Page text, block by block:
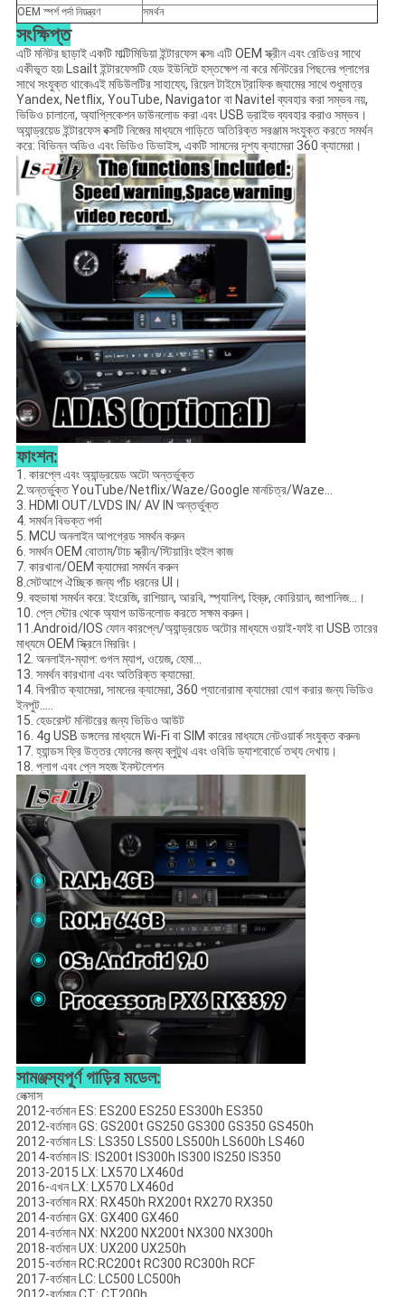
OEM স্পর্শ পর্দা নিয়ন্ত্রণ
সমর্থন
সংক্ষিপ্ত
এটি মনিটর ছাড়াই একটি মাল্টিমিডিয়া ইন্টারফেস বক্স৷ এটি OEM স্ক্রীন এবং রেডিওর সাথে
একীভূত হয়৷ Lsailt ইন্টারফেসটি হেড ইউনিটে হস্তক্ষেপ না করে মনিটরের পিছনের প্লাগের
সাথে সংযুক্ত থাকে৷এই মডিউলটির সাহায্যে, রিয়েল টাইমে ট্রাফিক জ্যামের সাথে শুধুমাত্র
Yandex, Netflix, YouTube, Navigator বা Navitel ব্যবহার করা সম্ভব নয়,
ভিডিও চালানো, অ্যাপ্লিকেশন ডাউনলোড করা এবং USB ড্রাইভ ব্যবহার করাও সম্ভব।
অ্যান্ড্রয়েড ইন্টারফেস বক্সটি নিজের মাধ্যমে গাড়িতে অতিরিক্ত সরঞ্জাম সংযুক্ত করতে সমর্থন
করে: বিভিন্ন অডিও এবং ভিডিও ডিভাইস, একটি সামনের দৃশ্য ক্যামেরা 360 ক্যামেরা।
ফাংশন:
1. কারপ্লে এবং অ্যান্ড্রয়েড অটো অন্তর্ভুক্ত
2.অন্তর্ভুক্ত YouTube/Netflix/Waze/Google মানচিত্র/Waze...
3. HDMI OUT/LVDS IN/ AV IN অন্তর্ভুক্ত
4. সমর্থন বিভক্ত পর্দা
5. MCU অনলাইন আপগ্রেড সমর্থন করুন
6. সমর্থন OEM বোতাম/টাচ স্ক্রীন/স্টিয়ারিং হুইল কাজ
7. কারখানা/OEM ক্যামেরা সমর্থন করুন
8.সেটআপে ঐচ্ছিক জন্য পাঁচ ধরনের UI।
9. বহুভাষা সমর্থন করে: ইংরেজি, রাশিয়ান, আরবি, স্প্যানিশ, হিব্রু, কোরিয়ান, জাপানিজ...।
10. প্লে স্টোর থেকে অ্যাপ ডাউনলোড করতে সক্ষম করুন।
11.Android/IOS ফোন কারপ্লে/অ্যান্ড্রয়েড অটোর মাধ্যমে ওয়াই-ফাই বা USB তারের
মাধ্যমে OEM স্ক্রিনে মিররিং।
12. অনলাইন-ম্যাপ: গুগল ম্যাপ, ওয়েজ, হেমা...
13. সমর্থন কারখানা এবং অতিরিক্ত ক্যামেরা.
14. বিপরীত ক্যামেরা, সামনের ক্যামেরা, 360 প্যানোরামা ক্যামেরা যোগ করার জন্য ভিডিও
ইনপুট.....
15. হেডরেস্ট মনিটরের জন্য ভিডিও আউট
16. 4g USB ডঙ্গলের মাধ্যমে Wi-Fi বা SIM কারের মাধ্যমে নেটওয়ার্ক সংযুক্ত করুন৷
17. হ্যান্ডস ফ্রি উত্তর ফোনের জন্য ব্লুটুথ এবং ওবিডি ড্যাশবোর্ডে তথ্য দেখায়।
18. প্লাগ এবং প্লে সহজ ইনস্টলেশন
সামঞ্জস্যপূর্ণ গাড়ির মডেল:
লেক্সাস
2012-বর্তমান ES: ES200 ES250 ES300h ES350
2012-বর্তমান GS: GS200t GS250 GS300 GS350 GS450h
2012-বর্তমান LS: LS350 LS500 LS500h LS600h LS460
2014-বর্তমান IS: IS200t IS300h IS300 IS250 IS350
2013-2015 LX: LX570 LX460d
2016-এখন LX: LX570 LX460d
2013-বর্তমান RX: RX450h RX200t RX270 RX350
2014-বর্তমান GX: GX400 GX460
2014-বর্তমান NX: NX200 NX200t NX300 NX300h
2018-বর্তমান UX: UX200 UX250h
2015-বর্তমান RC:RC200t RC300 RC300h RCF
2017-বর্তমান LC: LC500 LC500h